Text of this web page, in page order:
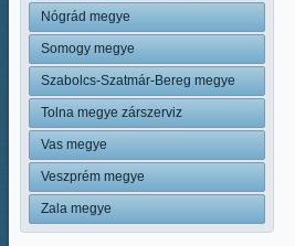
Nógrád megye
Somogy megye
Szabolcs-Szatmár-Bereg megye
Tolna megye zárszerviz
Vas megye
Veszprém megye
Zala megye